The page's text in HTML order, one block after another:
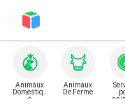
Animaux
Domestiqu
e
Animaux
De Ferme